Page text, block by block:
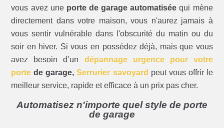
vous avez une porte de garage automatisée qui mène
directement dans votre maison, vous n'aurez jamais à
vous sentir vulnérable dans l'obscurité du matin ou du
soir en hiver. Si vous en possédez déjà, mais que vous
avez besoin d’un dépannage urgence pour votre
porte de garage,Serrurier savoyard peut vous offrir le
meilleur service, rapide et efficace à un prix pas cher.
Automatisez n'importe quel style de porte
de garage